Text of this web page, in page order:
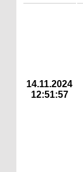
14.11.2024
12:51:57